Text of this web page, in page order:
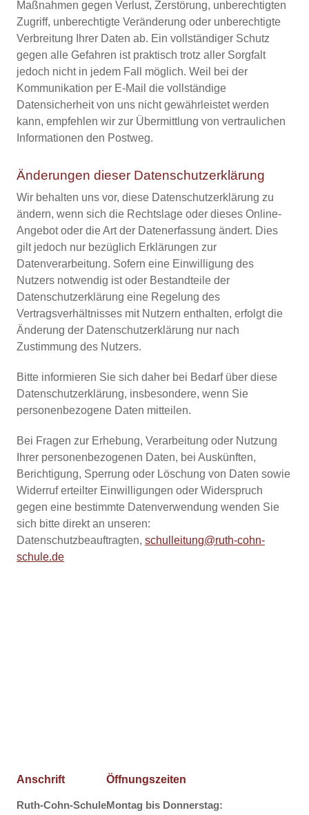
Maßnahmen gegen Verlust, Zerstörung, unberechtigten
Zugriff, unberechtigte Veränderung oder unberechtigte
Verbreitung Ihrer Daten ab. Ein vollständiger Schutz
gegen alle Gefahren ist praktisch trotz aller Sorgfalt
jedoch nicht in jedem Fall möglich. Weil bei der
Kommunikation per E-Mail die vollständige
Datensicherheit von uns nicht gewährleistet werden
kann, empfehlen wir zur Übermittlung von vertraulichen
Informationen den Postweg.
Änderungen dieser Datenschutzerklärung
Wir behalten uns vor, diese Datenschutzerklärung zu
ändern, wenn sich die Rechtslage oder dieses Online-
Angebot oder die Art der Datenerfassung ändert. Dies
gilt jedoch nur bezüglich Erklärungen zur
Datenverarbeitung. Sofern eine Einwilligung des
Nutzers notwendig ist oder Bestandteile der
Datenschutzerklärung eine Regelung des
Vertragsverhältnisses mit Nutzern enthalten, erfolgt die
Änderung der Datenschutzerklärung nur nach
Zustimmung des Nutzers.
Bitte informieren Sie sich daher bei Bedarf über diese
Datenschutzerklärung, insbesondere, wenn Sie
personenbezogene Daten mitteilen.
Bei Fragen zur Erhebung, Verarbeitung oder Nutzung
Ihrer personenbezogenen Daten, bei Auskünften,
Berichtigung, Sperrung oder Löschung von Daten sowie
Widerruf erteilter Einwilligungen oder Widerspruch
gegen eine bestimmte Datenverwendung wenden Sie
sich bitte direkt an unseren:
Datenschutzbeauftragten, sch t ng r th-c
hn-
sch
d
Anschrift
Ruth-Cohn-Schule
Öffnungszeiten
Montag bis Donnerstag: